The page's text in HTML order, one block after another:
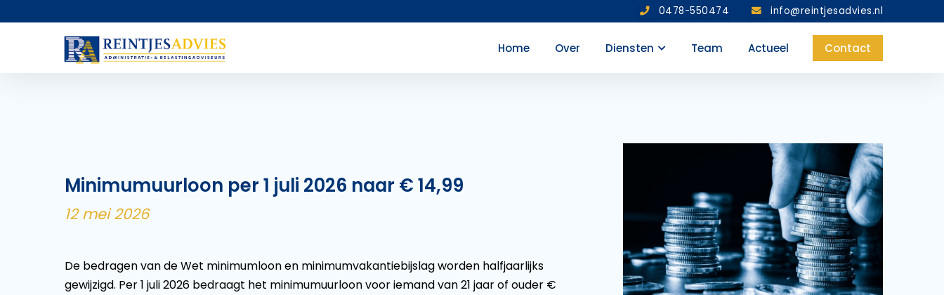
0478-550474 info@reintjesadvies.nl
Home Over Diensten Team Actueel Contact
Minimumuurloon per 1 juli 2026 naar € 14,99
12 mei 2026
De bedragen van de Wet minimumloon en minimumvakantiebijslag worden halfjaarlijks
gewijzigd. Per 1 juli 2026 bedraagt het minimumuurloon voor iemand van 21 jaar of ouder €